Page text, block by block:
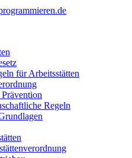
für Arbeitsstätten
Regeln